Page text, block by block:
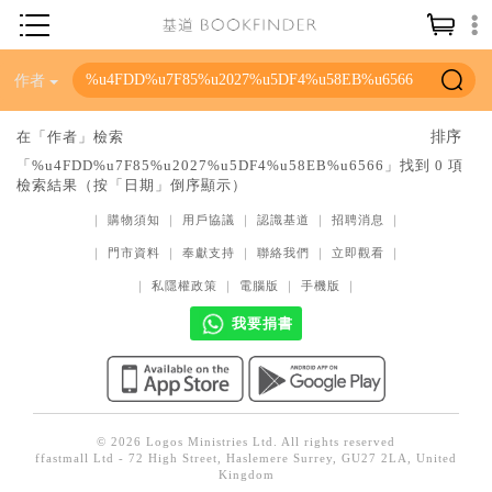
神學／教義
聖經
信仰入門
靈修／禱告
教會事工
分齡牧養
社會／倫理
作者
在「作者」檢索
「%u4FDD%u7F85%u2027%u5DF4%u58EB%u6566」找到 0 項
檢索結果（按「日期」倒序顯示）
｜ 購物須知 ｜ 用戶協議 ｜ 認識基道 ｜ 招聘消息 ｜
｜ 門市資料 ｜ 奉獻支持 ｜ 聯絡我們 ｜ 立即觀看 ｜
｜ 私隱權政策 ｜ 電腦版 ｜ 手機版 ｜
我要捐書
© 2026 Logos Ministries Ltd. All rights reserved
ffastmall Ltd - 72 High Street, Haslemere Surrey, GU27 2LA, United
Kingdom